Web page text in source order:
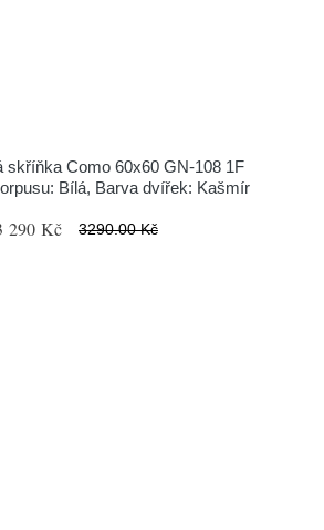
skříňka Como 60x60 GN-108 1F
Bílá, Barva dvířek: Kašmír
290 Kč 3290.00 Kč